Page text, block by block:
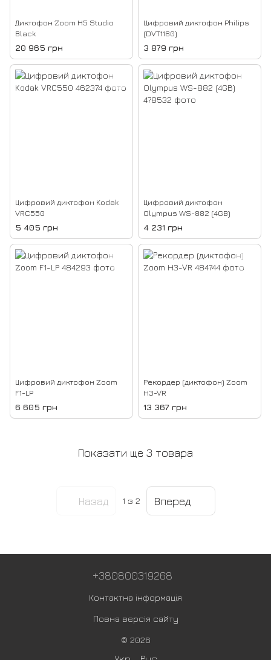
Диктофон Zoom H5 Studio
Black
20 965 грн
Цифровий диктофон Philips
(DVT1160)
3 879 грн
Цифровий диктофон Kodak
VRC550
5 405 грн
Цифровий диктофон
Olympus WS-882 (4GB)
4 231 грн
Цифровий диктофон Zoom
F1-LP
6 605 грн
Рекордер (диктофон) Zoom
H3-VR
13 367 грн
Показати ще 3 товара
Назад 1 з 2 Вперед
+380800319268
Контактна інформація
Повна версія сайту
© 2026